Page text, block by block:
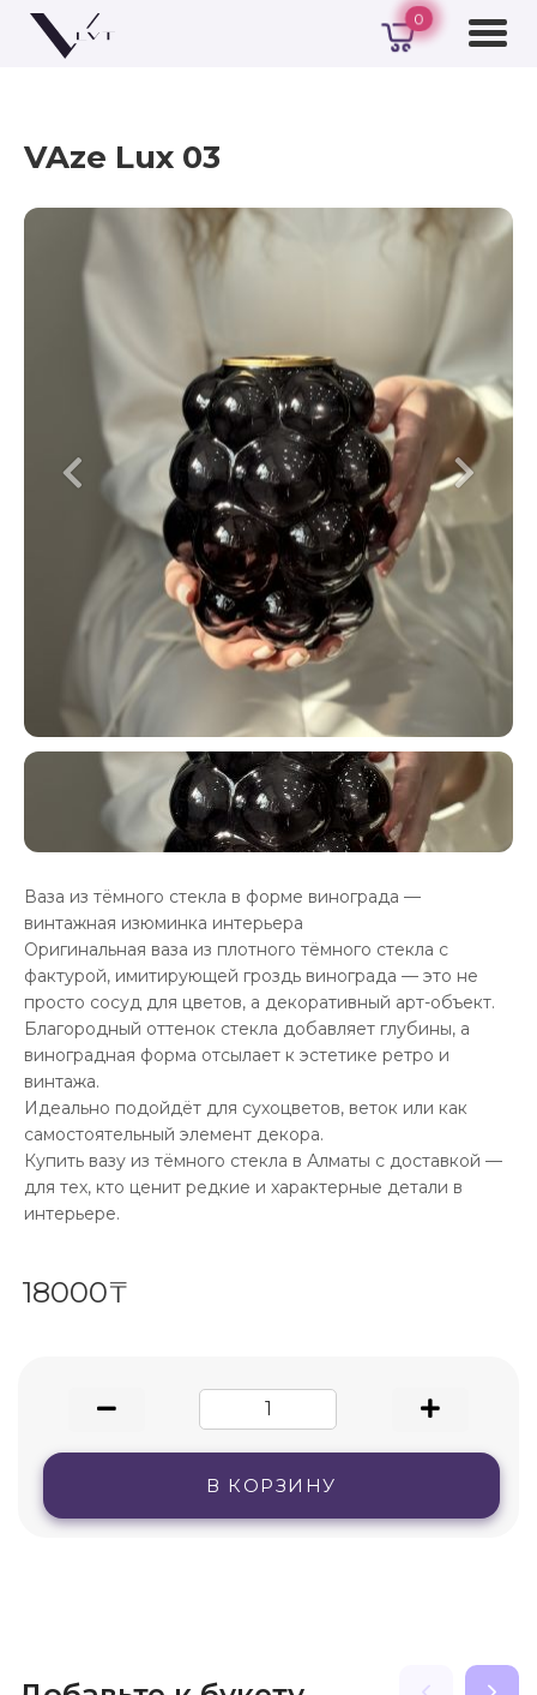
0
VAze Lux 03
Ваза из тёмного стекла в форме винограда —
винтажная изюминка интерьера
Оригинальная ваза из плотного тёмного стекла с
фактурой, имитирующей гроздь винограда — это не
просто сосуд для цветов, а декоративный арт-объект.
Благородный оттенок стекла добавляет глубины, а
виноградная форма отсылает к эстетике ретро и
винтажа.
Идеально подойдёт для сухоцветов, веток или как
самостоятельный элемент декора.
Купить вазу из тёмного стекла в Алматы с доставкой —
для тех, кто ценит редкие и характерные детали в
интерьере.
18000₸
В КОРЗИНУ